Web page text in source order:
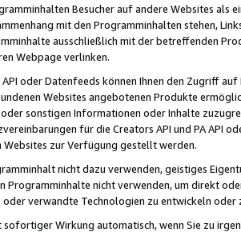
Besucher auf andere Websites als
mit den Programminhalten stehen,
ausschließlich mit der betreffenden
Webpage verlinken.
API oder Datenfeeds können Ihnen den Zugriff
Websites angebotenen Produkte
sonstigen Informationen oder Inhalte
für die Creators API und PA API
Websites zur Verfügung gestellt werden.
nicht dazu verwenden, geistiges
Programminhalte nicht verwenden, um direkt
oder verwandte Technologien zu entwickeln
sofortiger Wirkung automatisch, wenn Sie zu